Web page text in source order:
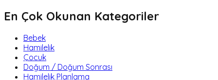
En Çok Okunan Kategoriler
Bebek
Hamilelik
Çocuk
Doğum / Doğum Sonrası
Hamilelik Planlama